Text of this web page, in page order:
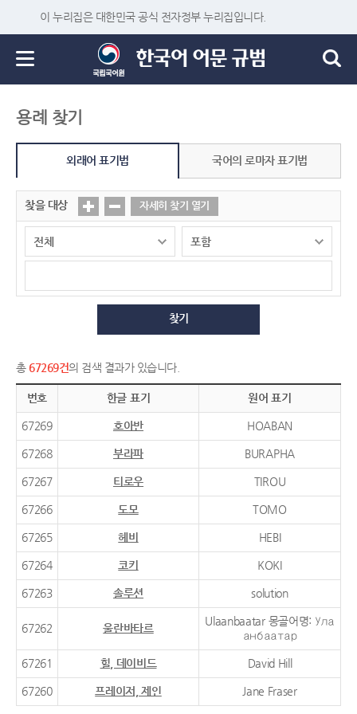
이 누리집은 대한민국 공식 전자정부 누리집입니다.
용례 찾기
외래어 표기법 국어의 로마자 표기법
찾을 대상 자세히 찾기 열기
찾기
총 67269건의 검색 결과가 있습니다.
번호 한글 표기 원어 표기
67269 호아반 HOABAN
67268 부라파 BURAPHA
67267 티로우 TIROU
67266 도모 TOMO
67265 헤비 HEBI
67264 코키 KOKI
67263 솔루션 solution
67262 울란바타르
Ulaanbaatar 몽골어명: Ула
анбаатар
67261 힐, 데이비드 David Hill
67260 프레이저, 제인 Jane Fraser